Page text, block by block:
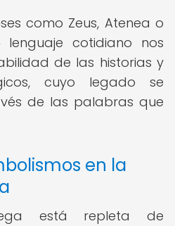
como Zeus, Atenea o
lenguaje cotidiano nos
de las historias y
cuyo legado se
de las palabras que
en la
está repleta de